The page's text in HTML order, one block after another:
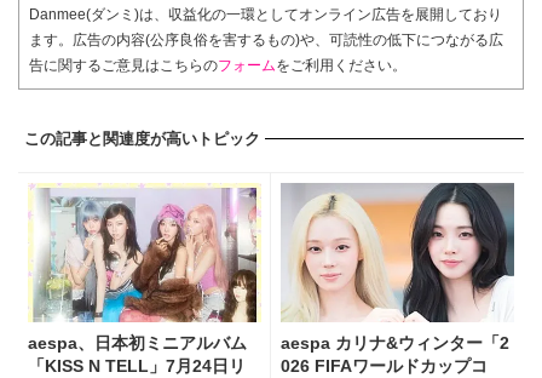
Danmee(ダンミ)は、収益化の一環としてオンライン広告を展開しており
ます。広告の内容(公序良俗を害するもの)や、可読性の低下につながる広
告に関するご意見はこちらのフォームをご利用ください。
この記事と関連度が高いトピック
aespa、日本初ミニアルバム
「KISS N TELL」7月24日リ
aespa カリナ&ウィンター「2
026 FIFAワールドカップコ